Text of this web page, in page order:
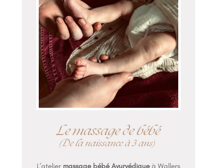
Le massage de bébé
(De la naissance à 3 ans)
L’atelier massage bébé Ayurvédiqueà Wallers